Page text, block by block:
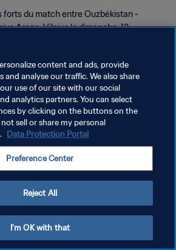
forts du match entre Ouzbékistan -
Arena, Vilnius le dimanche, 12
SUR LES COOKIES
droits réservés.
content and ads, provide
and analyse our traffic. We also share
use of our site with our social
analytics partners. You can select
by clicking on the buttons on the
sell or share my personal
Data Protection Portal
Preference Center
Reject All
I'm OK with that